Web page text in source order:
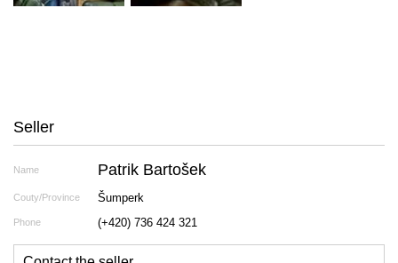
Seller
Name Patrik Bartošek
Couty/Province Šumperk
Phone (+420) 736 424 321